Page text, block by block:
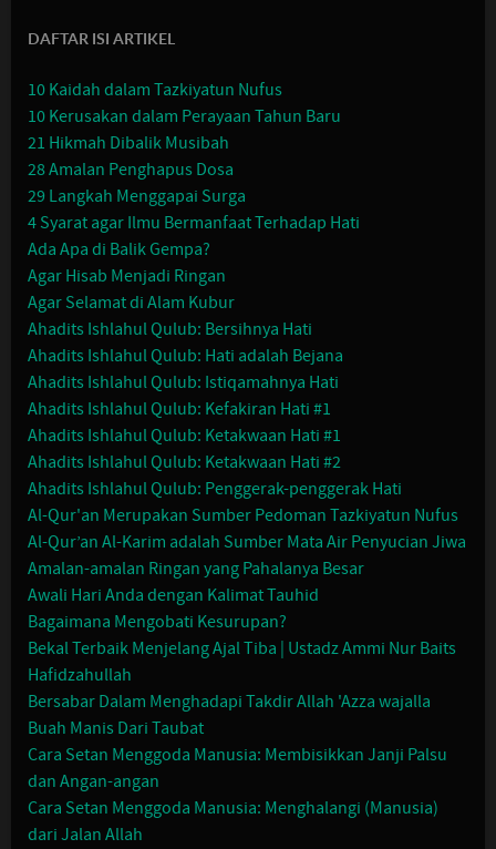
DAFTAR ISI ARTIKEL
10 Kaidah dalam Tazkiyatun Nufus
10 Kerusakan dalam Perayaan Tahun Baru
21 Hikmah Dibalik Musibah
28 Amalan Penghapus Dosa
29 Langkah Menggapai Surga
4 Syarat agar Ilmu Bermanfaat Terhadap Hati
Ada Apa di Balik Gempa?
Agar Hisab Menjadi Ringan
Agar Selamat di Alam Kubur
Ahadits Ishlahul Qulub: Bersihnya Hati
Ahadits Ishlahul Qulub: Hati adalah Bejana
Ahadits Ishlahul Qulub: Istiqamahnya Hati
Ahadits Ishlahul Qulub: Kefakiran Hati #1
Ahadits Ishlahul Qulub: Ketakwaan Hati #1
Ahadits Ishlahul Qulub: Ketakwaan Hati #2
Ahadits Ishlahul Qulub: Penggerak-penggerak Hati
Al-Qur'an Merupakan Sumber Pedoman Tazkiyatun Nufus
Al-Qur’an Al-Karim adalah Sumber Mata Air Penyucian Jiwa
Amalan-amalan Ringan yang Pahalanya Besar
Awali Hari Anda dengan Kalimat Tauhid
Bagaimana Mengobati Kesurupan?
Bekal Terbaik Menjelang Ajal Tiba | Ustadz Ammi Nur Baits
Hafidzahullah
Bersabar Dalam Menghadapi Takdir Allah 'Azza wajalla
Buah Manis Dari Taubat
Cara Setan Menggoda Manusia: Membisikkan Janji Palsu
dan Angan-angan
Cara Setan Menggoda Manusia: Menghalangi (Manusia)
dari Jalan Allah